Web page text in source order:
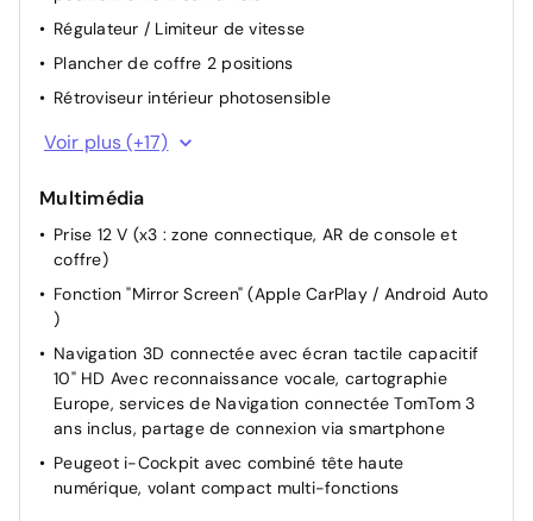
Régulateur / Limiteur de vitesse
Plancher de coffre 2 positions
Rétroviseur intérieur photosensible
Indicateur de rapport conseillé
compartiment de rangement éclairé et réfrigérable
Direction assistée électrique, colonne de direction
réglable en hauteur et profondeur (mécanique)
Poches/filets aumonières au dos des sièges AV
Plafonniers AV/AR à LED avec 2 spots de lecture
Air conditionné automatique bi-zone avec aérateurs
aux places AR
Frein de stationnement électrique avec aide au
démarrage en pente et serrage automatique
Projecteurs "Peugeot LED Technology" avec feux
diurnes à LED sous projecteurs
Voir plus (+17)
Multimédia
Prise 12 V (x3 : zone connectique, AR de console et
coffre)
Fonction "Mirror Screen" (Apple CarPlay / Android Auto
)
Navigation 3D connectée avec écran tactile capacitif
10" HD Avec reconnaissance vocale, cartographie
Europe, services de Navigation connectée TomTom 3
ans inclus, partage de connexion via smartphone
Peugeot i-Cockpit avec combiné tête haute
numérique, volant compact multi-fonctions